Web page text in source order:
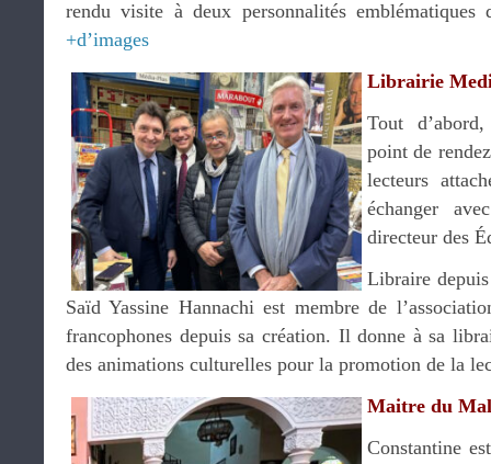
rendu visite à deux personnalités
+d’images
Librairie
Tout
point de
lecteurs
échanger
directeur des
Libraire
Saïd Yassine Hannachi est membre de
francophones depuis sa création. Il donne à sa
des animations culturelles pour la promotion de la
Maitre du
Constantine